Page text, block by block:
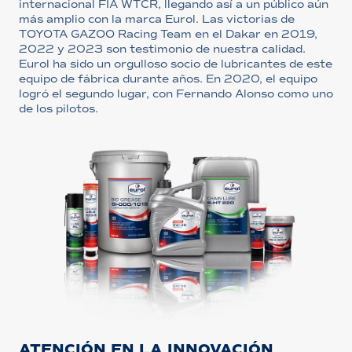
internacional FIA WTCR, llegando así a un público aún
más amplio con la marca Eurol. Las victorias de
TOYOTA GAZOO Racing Team en el Dakar en 2019,
2022 y 2023 son testimonio de nuestra calidad.
Eurol ha sido un orgulloso socio de lubricantes de este
equipo de fábrica durante años. En 2020, el equipo
logró el segundo lugar, con Fernando Alonso como uno
de los pilotos.